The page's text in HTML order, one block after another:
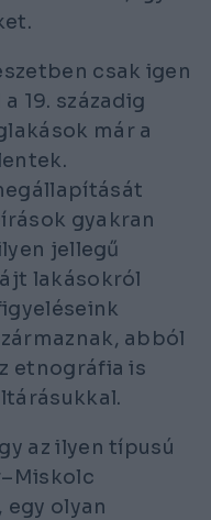
csak igen
19. századig
már a
gyakran
jellegű
lakásokról
abból
etnográfia is
az ilyen típusú
olyan